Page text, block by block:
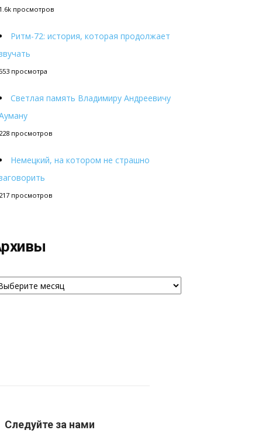
просмотров
Ритм-72: история, которая продолжает
просмотра
Светлая память Владимиру Андреевичу
просмотров
Немецкий, на котором не страшно
просмотров
Следуйте за нами